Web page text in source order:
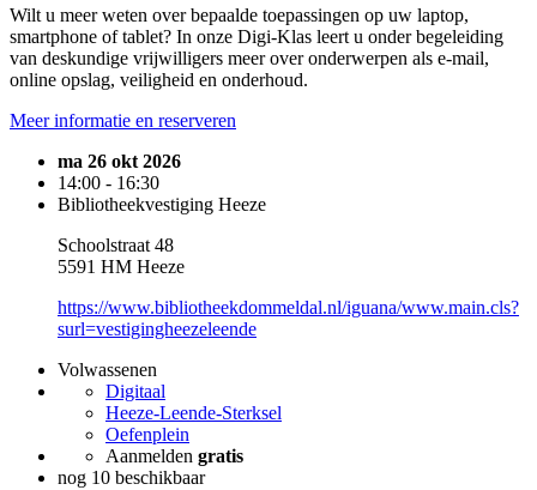
Wilt u meer weten over bepaalde toepassingen op uw laptop,
smartphone of tablet? In onze Digi-Klas leert u onder begeleiding
van deskundige vrijwilligers meer over onderwerpen als e-mail,
online opslag, veiligheid en onderhoud.
Meer informatie en reserveren
ma 26 okt 2026
14:00 - 16:30
Bibliotheekvestiging Heeze
Schoolstraat 48
5591 HM Heeze
https://www.bibliotheekdommeldal.nl/iguana/www.main.cls?
surl=vestigingheezeleende
Volwassenen
Digitaal
Heeze-Leende-Sterksel
Oefenplein
Aanmelden gratis
nog 10 beschikbaar